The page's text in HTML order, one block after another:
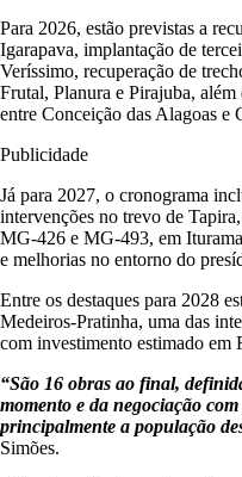
Para 2026, estão previstas a
Igarapava, implantação de
Veríssimo, recuperação de
Frutal, Planura e Pirajuba, além
entre Conceição das Alagoas e
Publicidade
Já para 2027, o cronograma
intervenções no trevo de
MG-426 e MG-493, em
e melhorias no entorno do
Entre os destaques para 2028
Medeiros-Pratinha, uma das
com investimento estimado em
“São 16 obras ao final,
momento e da negociação
principalmente a população
Simões.